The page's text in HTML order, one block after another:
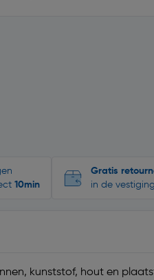
10min
Gratis
in de
kunststof, hout en